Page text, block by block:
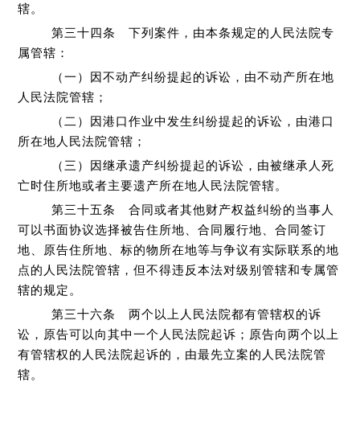
辖。
第三十四条 下列案件，由本条规定的人民法院专
属管辖：
（一）因不动产纠纷提起的诉讼，由不动产所在地
人民法院管辖；
（二）因港口作业中发生纠纷提起的诉讼，由港口
所在地人民法院管辖；
（三）因继承遗产纠纷提起的诉讼，由被继承人死
亡时住所地或者主要遗产所在地人民法院管辖。
第三十五条 合同或者其他财产权益纠纷的当事人
可以书面协议选择被告住所地、合同履行地、合同签订
地、原告住所地、标的物所在地等与争议有实际联系的地
点的人民法院管辖，但不得违反本法对级别管辖和专属管
辖的规定。
第三十六条 两个以上人民法院都有管辖权的诉
讼，原告可以向其中一个人民法院起诉；原告向两个以上
有管辖权的人民法院起诉的，由最先立案的人民法院管
辖。